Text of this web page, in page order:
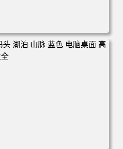
山 喷发 烟雾 艺术 山脉 电脑桌
大全